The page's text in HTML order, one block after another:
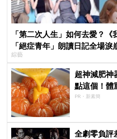
「第二次人生」如何去愛？
「絕症青年」朗讀日記全場
識」！
綜藝
超神減肥神
點這個！體
PR・新素簡
全劇零負評